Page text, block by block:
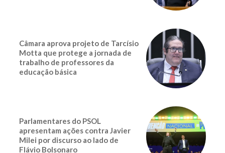
Câmara aprova projeto de Tarcísio
Motta que protege a jornada de
trabalho de professores da
educação básica
Parlamentares do PSOL
apresentam ações contra Javier
Milei por discurso ao lado de
Flávio Bolsonaro